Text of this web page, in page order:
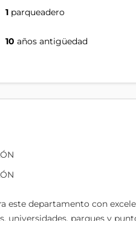
1 parqueadero
10 años antigüedad
este departamento con
universidades, parques y